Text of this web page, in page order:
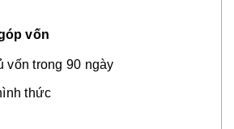
vốn
vốn trong 90 ngày
thức